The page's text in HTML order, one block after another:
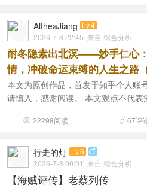
AltheaJiang Lv.4
2026-7-8 22:45 来自 综合分析
耐冬隐素出北溟——妙手仁心
情，冲破命运束缚的人生之路
本文为原创作品，首发于知乎个人账
请慎入，感谢阅读。 本文观点不代表
 22298阅读  67评
行走的灯 Lv.6 
2026-7-8 00:01 来自 综合分析
【海贼评传】老蔡列传